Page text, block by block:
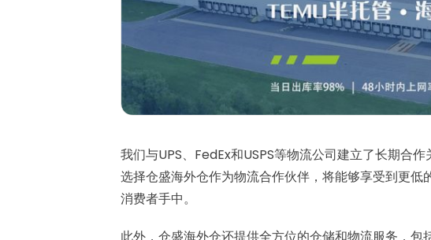
我们与UPS、FedEx和USPS等物流公司建立了长期合
选择仓盛海外仓作为物流合作伙伴，将能够享受到更
消费者手中。
此外，仓盛海外仓还提供全方位的仓储和物流服务，包